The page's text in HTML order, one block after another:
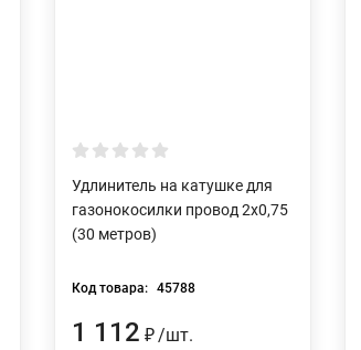
Удлинитель на катушке для
газонокосилки провод 2х0,75
(30 метров)
Код товара: 45788
1 112 ₽/шт.